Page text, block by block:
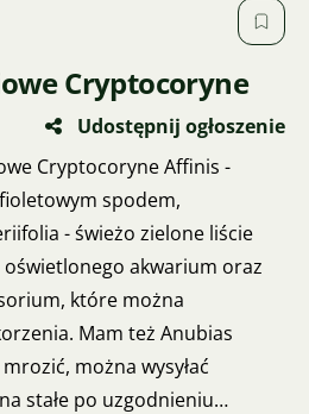
Cryptocoryne
Udostępnij ogłoszenie
Cryptocoryne Affinis -
spodem,
- świeżo zielone liście
akwarium oraz
które można
Mam też Anubias
można wysyłać
stałe po uzgodnieniu